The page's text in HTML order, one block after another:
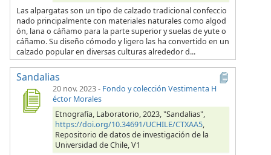
Las alpargatas son un tipo de calzado tradicional confeccio
nado principalmente con materiales naturales como algod
ón, lana o cáñamo para la parte superior y suelas de yute o
cáñamo. Su diseño cómodo y ligero las ha convertido en un
calzado popular en diversas culturas alrededor d...
Sandalias
20 nov. 2023- Fondo y colección Vestimenta H
éctor Morales
Etnografía, Laboratorio, 2023, "Sandalias",
https://doi.org/10.34691/UCHILE/CTXAA5,
Repositorio de datos de investigación de la
Universidad de Chile, V1